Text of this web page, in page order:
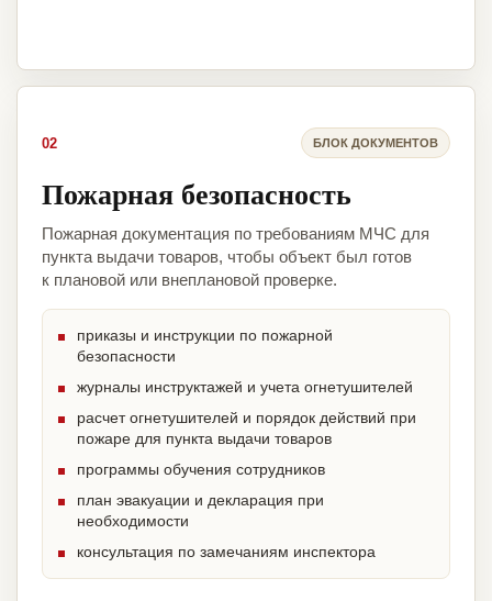
02 БЛОК ДОКУМЕНТОВ
Пожарная безопасность
Пожарная документация по требованиям МЧС для
пункта выдачи товаров, чтобы объект был готов
к плановой или внеплановой проверке.
приказы и инструкции по пожарной
безопасности
журналы инструктажей и учета огнетушителей
расчет огнетушителей и порядок действий при
пожаре для пункта выдачи товаров
программы обучения сотрудников
план эвакуации и декларация при
необходимости
консультация по замечаниям инспектора